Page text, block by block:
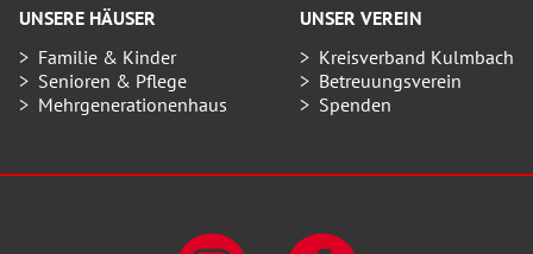
UNSERE HÄUSER
Familie & Kinder
Senioren & Pflege
Mehrgenerationenhaus
UNSER VEREIN
Kreisverband Kulmbach
Betreuungsverein
Spenden